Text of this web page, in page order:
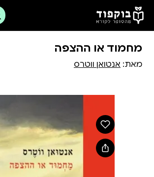
דלג לתוכן הראשי
מחמוד או ההצפה
מאת: אנטואן ווטרס